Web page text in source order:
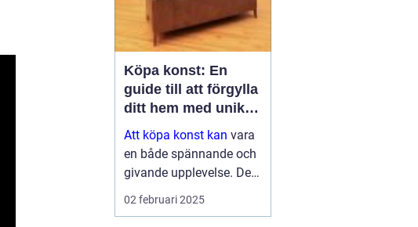
Köpa konst: En
guide till att förgylla
ditt hem med unik
skönhet
Att köpa konst kan vara
en både spännande och
givande upplevelse. Det
handlar inte bara om att
02 februari 2025